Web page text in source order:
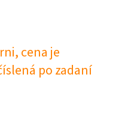
cena je
po zadaní